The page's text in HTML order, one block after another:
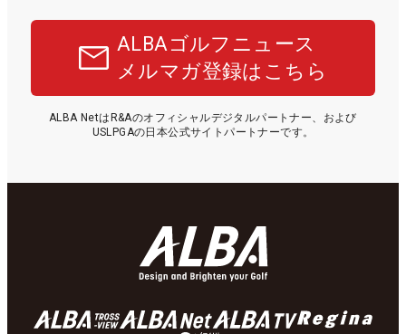
ALBAゴルフニュース
メルマガ登録はこちら
ALBA NetはR&Aのオフィシャルデジタルパートナー、および
USLPGAの日本公式サイトパートナーです。